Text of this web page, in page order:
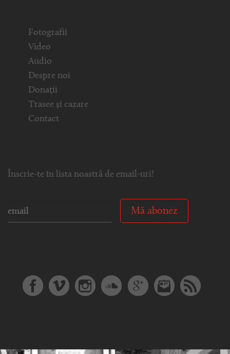
Fotografii
Video
Audio
Despre noi
Donații
Trasee și cazare
Contact
Înscrie-te în lista noastră de email-uri!
Mă abonez